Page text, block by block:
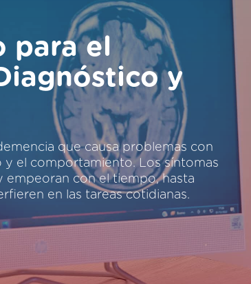
para el
y
que causa problemas con
y el comportamiento. Los síntomas
empeoran con el tiempo, hasta
en las tareas cotidianas.